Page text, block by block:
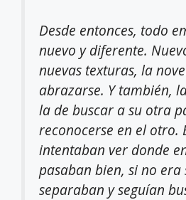
Desde entonces, todo
nuevo y diferente.
nuevas texturas, la
abrazarse. Y también,
la de buscar a su otra
reconocerse en el otro.
intentaban ver donde
pasaban bien, si no
separaban y seguían